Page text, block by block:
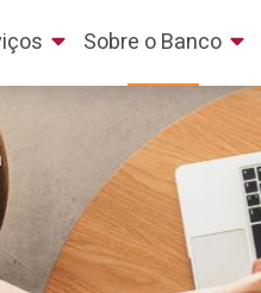
Sobre o Banco